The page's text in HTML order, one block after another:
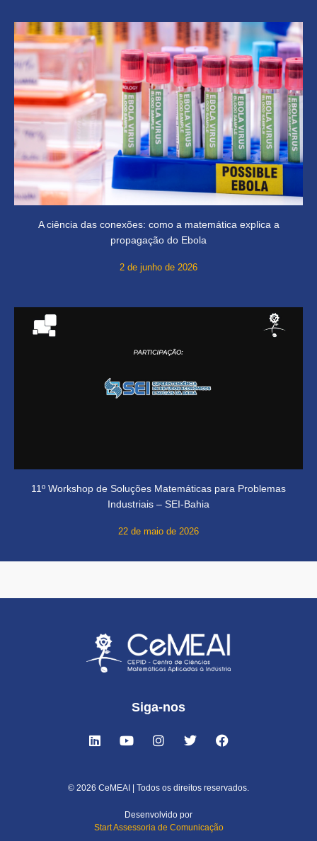
A ciência das conexões: como a matemática explica a
propagação do Ebola
2 de junho de 2026
11º Workshop de Soluções Matemáticas para Problemas
Industriais – SEI-Bahia
22 de maio de 2026
Siga-nos
© 2026 CeMEAI | Todos os direitos reservados.
Desenvolvido por
Start Assessoria de Comunicação